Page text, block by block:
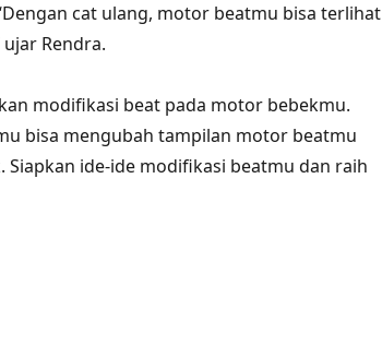
cat ulang, motor beatmu bisa terlihat
Rendra.
modifikasi beat pada motor bebekmu.
bisa mengubah tampilan motor beatmu
ide-ide modifikasi beatmu dan raih